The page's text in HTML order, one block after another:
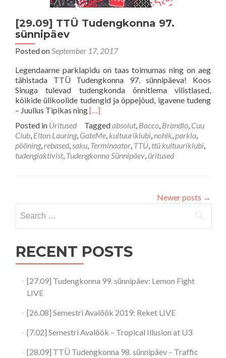
[29.09] TTÜ Tudengkonna 97.
sünnipäev
Posted onSeptember 17, 2017
Legendaarne parklapidu on taas toimumas ning on aeg
tähistada TTÜ Tudengkonna 97. sünnipäeva! Koos
Sinuga tulevad tudengkonda õnnitlema vilistlased,
kõikide ülikoolide tudengid ja õppejõud, igavene tudeng
– Juulius Tipikas ningRead
about
[29.09]
TTÜ
Tudengkonna
[…]
Posted in Üritused Taggedabsolut, Bacco, Brandlo, Cuu
Club, Elton Lauring, GateMe, kultuuriklubi,nohik,parkla,
pööning,rebased,saku, Terminaator, TTÜ, ttü kultuuriklubi,
tudengiaktivist, Tudengkonna Sünnipäev,üritused
Newer posts →
for:
RECENT POSTS
[27.09] Tudengkonna 99. sünnipäev: Lemon Fight
LIVE
[26.08] Semestri Avalöök 2019: Reket LIVE
[7.02] Semestri Avalöök – Tropical Illusion at U3
[28.09] TTÜ Tudengkonna 98. sünnipäev – Traffic